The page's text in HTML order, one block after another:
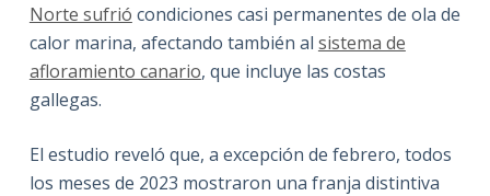
Norte sufrió condiciones casi permanentes de ola de
calor marina, afectando también al sistema de
afloramiento canario, que incluye las costas
gallegas.
El estudio reveló que, a excepción de febrero, todos
los meses de 2023 mostraron una franja distintiva